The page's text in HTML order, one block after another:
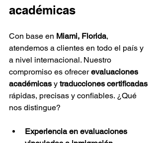
académicas
Con base en Miami, Florida,
atendemos a clientes en todo el país y
a nivel internacional. Nuestro
compromiso es ofrecer evaluaciones
académicas y traducciones certificadas
rápidas, precisas y confiables. ¿Qué
nos distingue?
Experiencia en evaluaciones